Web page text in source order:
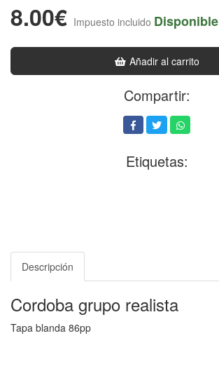
8.00€ Impuesto incluido Disponible
Añadir al carrito
Compartir:
Etiquetas:
Descripción
Cordoba grupo realista
Tapa blanda 86pp